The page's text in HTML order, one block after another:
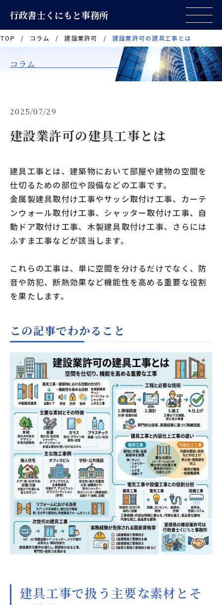
行政書士くにもと事務所
TOP / コラム / 建設業許可 / 建設業許可の建具工事とは
コラム
2025/07/29
建設業許可の建具工事とは
建具工事とは、建築物において部屋や建物の空間を
仕切るための部位や設備などの工事です。
金属製建具取付け工事やサッシ取付け工事、カーテ
ンウォール取付け工事、シャッター取付け工事、自
動ドア取付け工事、木製建具取付け工事、さらには
ふすま工事などが該当します。
これらの工事は、単に空間を分けるだけでなく、防
音や防犯、断熱効果など機能性を高める重要な役割
を果たします。
この記事でわかること
建具工事で扱う主要な素材とそ